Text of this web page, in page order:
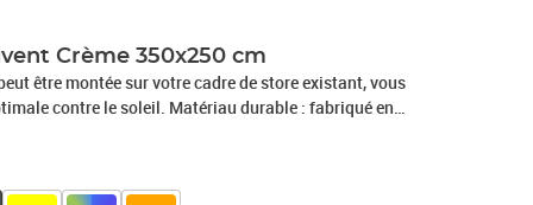
Crème 350x250 cm
être montée sur votre cadre de store existant, vous
Matériau durable : fabriqué en
cette toile d'auvent est durable pour des années de service.
toile d'auvent est un choix parfait pour vous protéger des